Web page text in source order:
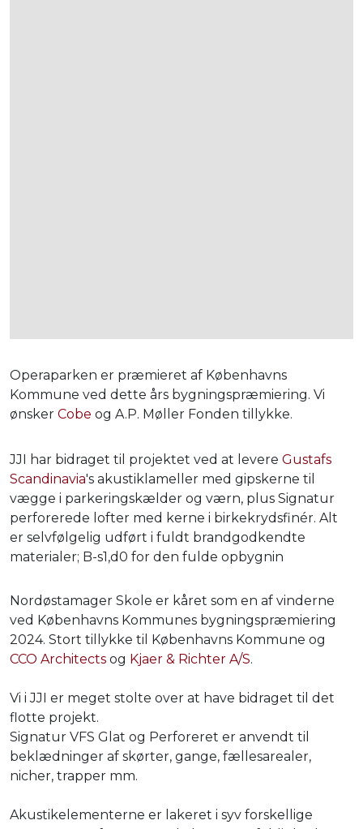
Operaparken er præmieret af Københavns
Kommune ved dette års bygningspræmiering. Vi
ønsker Cobe og A.P. Møller Fonden tillykke.
JJI har bidraget til projektet ved at levere Gustafs
Scandinavia's akustiklameller med gipskerne til
vægge i parkeringskælder og værn, plus Signatur
perforerede lofter med kerne i birkekrydsfinér. Alt
er selvfølgelig udført i fuldt brandgodkendte
materialer; B-s1,d0 for den fulde opbygnin
Nordøstamager Skole er kåret som en af vinderne
ved Københavns Kommunes bygningspræmiering
2024. Stort tillykke til Københavns Kommune og
CCO Architects og Kjaer & Richter A/S.
Vi i JJI er meget stolte over at have bidraget til det
flotte projekt.
Signatur VFS Glat og Perforeret er anvendt til
beklædninger af skørter, gange, fællesarealer,
nicher, trapper mm.
Akustikelementerne er lakeret i syv forskellige